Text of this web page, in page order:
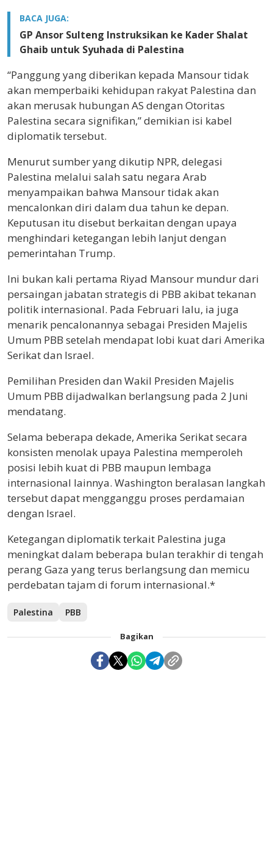
BACA JUGA:
GP Ansor Sulteng Instruksikan ke Kader Shalat
Ghaib untuk Syuhada di Palestina
“Panggung yang diberikan kepada Mansour tidak
akan memperbaiki kehidupan rakyat Palestina dan
akan merusak hubungan AS dengan Otoritas
Palestina secara signifikan,” demikian isi kabel
diplomatik tersebut.
Menurut sumber yang dikutip NPR, delegasi
Palestina melalui salah satu negara Arab
menyampaikan bahwa Mansour tidak akan
mencalonkan diri dalam dua tahun ke depan.
Keputusan itu disebut berkaitan dengan upaya
menghindari ketegangan lebih lanjut dengan
pemerintahan Trump.
Ini bukan kali pertama Riyad Mansour mundur dari
persaingan jabatan strategis di PBB akibat tekanan
politik internasional. Pada Februari lalu, ia juga
menarik pencalonannya sebagai Presiden Majelis
Umum PBB setelah mendapat lobi kuat dari Amerika
Serikat dan Israel.
Pemilihan Presiden dan Wakil Presiden Majelis
Umum PBB dijadwalkan berlangsung pada 2 Juni
mendatang.
Selama beberapa dekade, Amerika Serikat secara
konsisten menolak upaya Palestina memperoleh
posisi lebih kuat di PBB maupun lembaga
internasional lainnya. Washington beralasan langkah
tersebut dapat mengganggu proses perdamaian
dengan Israel.
Ketegangan diplomatik terkait Palestina juga
meningkat dalam beberapa bulan terakhir di tengah
perang Gaza yang terus berlangsung dan memicu
perdebatan tajam di forum internasional.*
Palestina PBB
Bagikan